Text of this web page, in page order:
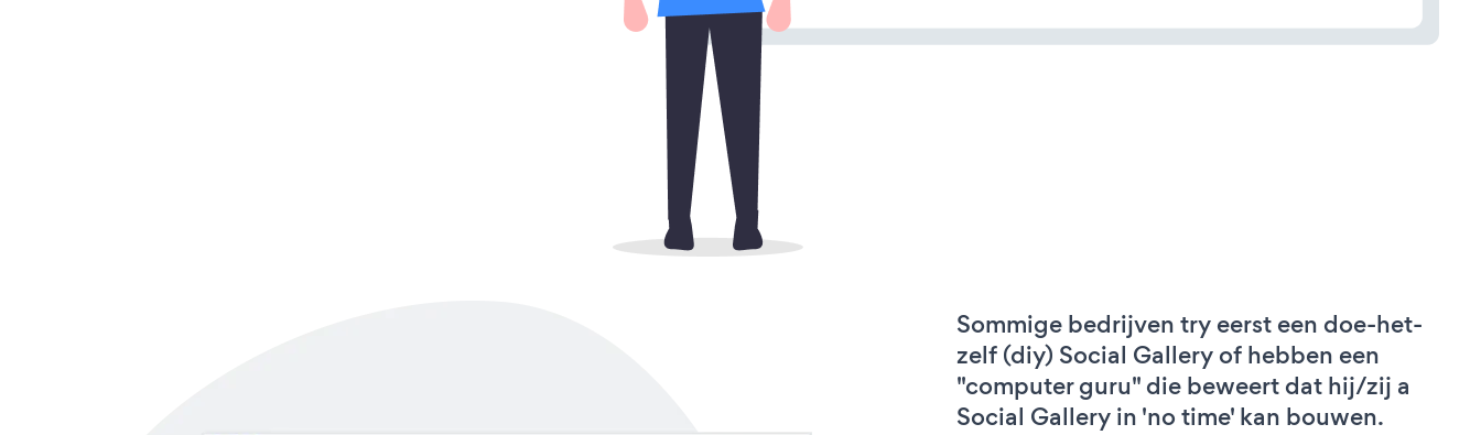
Sommige bedrijven try eerst een doe-het-
zelf (diy) Social Gallery of hebben een
"computer guru" die beweert dat hij/zij a
Social Gallery in 'no time' kan bouwen.